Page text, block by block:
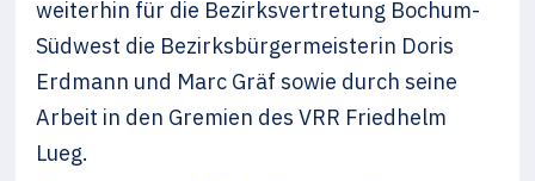
weiterhin für die Bezirksvertretung Bochum-
Südwest die Bezirksbürgermeisterin Doris
Erdmann und Marc Gräf sowie durch seine
Arbeit in den Gremien des VRR Friedhelm
Lueg.